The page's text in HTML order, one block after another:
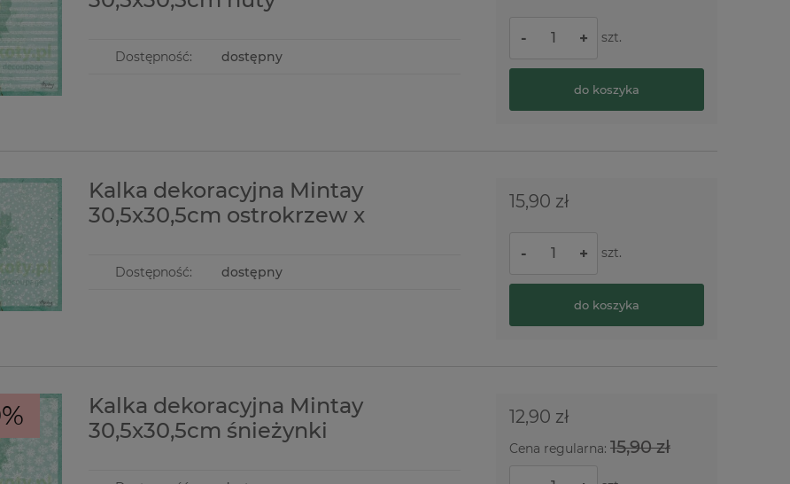
Dostępność: dostępny
- + szt.
do koszyka
Kalka dekoracyjna Mintay
30,5x30,5cm ostrokrzew x
Dostępność: dostępny
15,90 zł
- + szt.
do koszyka
Kalka dekoracyjna Mintay
30,5x30,5cm śnieżynki
12,90 zł
Cena regularna: 15,90 zł